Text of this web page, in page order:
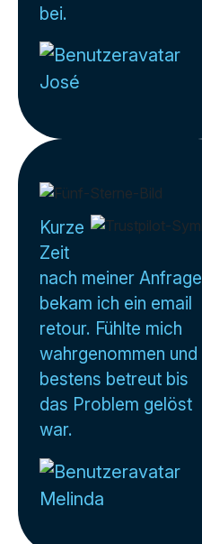
bei.
José
Kurze
Zeit
nach meiner Anfrage
bekam ich ein email
retour. Fühlte mich
wahrgenommen und
bestens betreut bis
das Problem gelöst
war.
Melinda